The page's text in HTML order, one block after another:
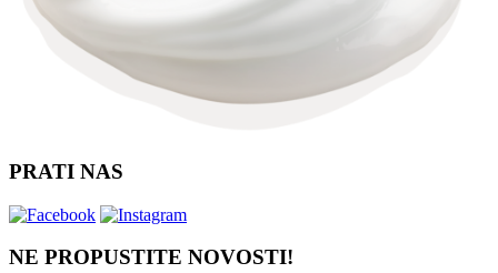
PRATI NAS
NE PROPUSTITE NOVOSTI!